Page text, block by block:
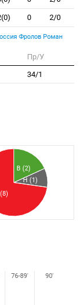
0 2/0
Фролов Роман
Пр/У
34/1
В (2)
Н (1)
76-89' 90'